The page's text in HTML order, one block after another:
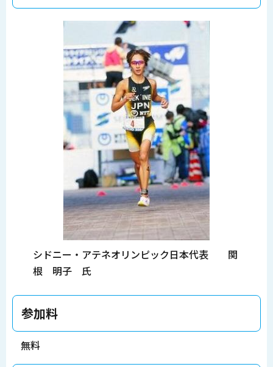
シドニー・アテネオリンピック日本代表 関
根 明子 氏
参加料
無料